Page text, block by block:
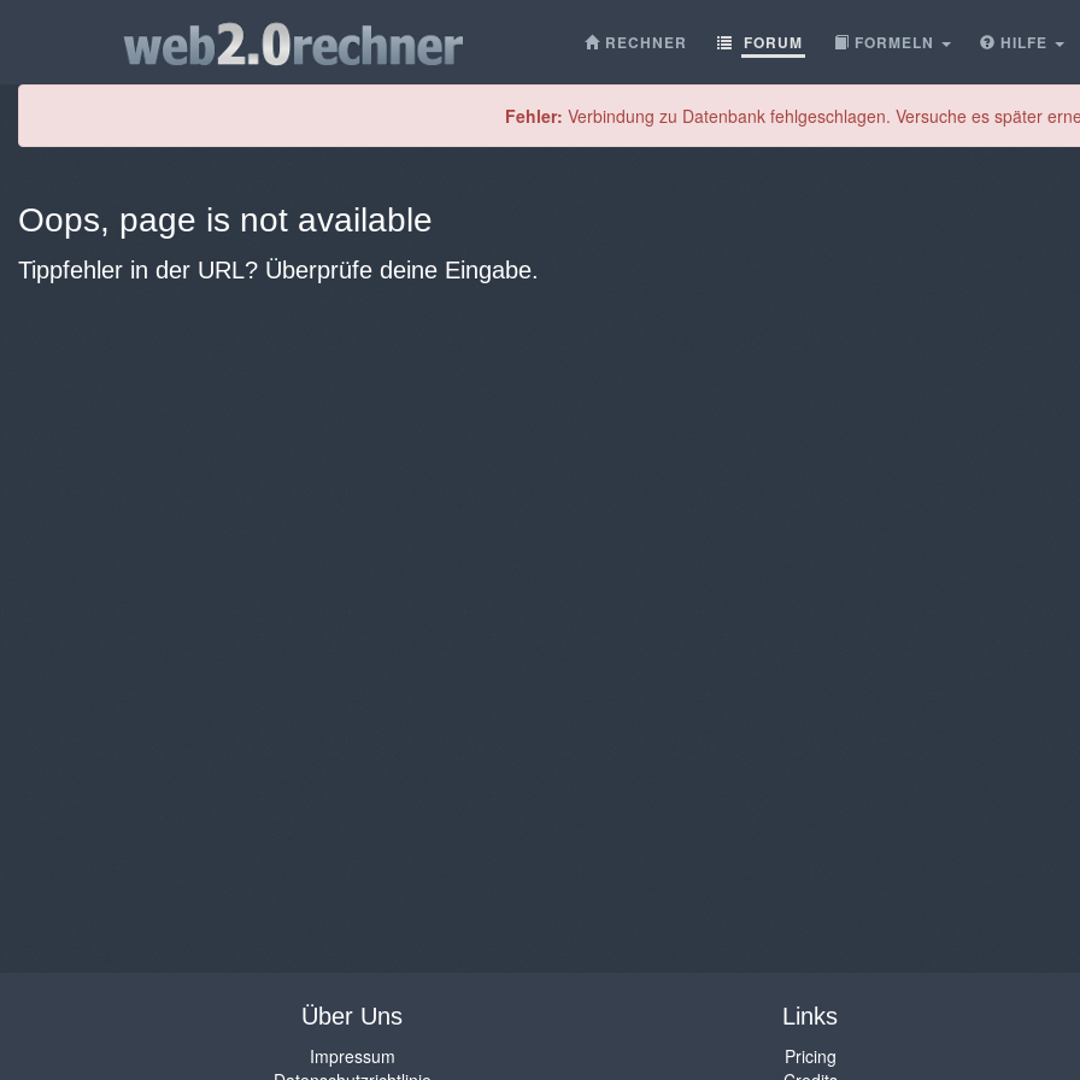
RECHNER FORUM FORMELN HILFE
Fehler: Verbindung zu Datenbank fehlgeschlagen. Versuche es später
Oops, page is not available
Tippfehler in der URL? Überprüfe deine Eingabe.
Über Uns
Impressum
Links
Pricing